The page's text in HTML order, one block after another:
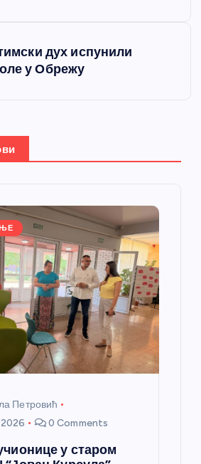
дух испунили
у Обрежу
Петровић
2026
0 Comments
у старом